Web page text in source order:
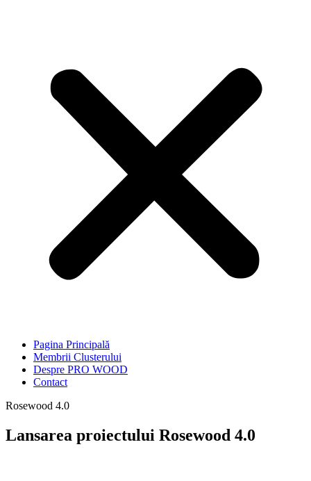
Pagina Principală
Membrii Clusterului
Despre PRO WOOD
Contact
Rosewood 4.0
Lansarea proiectului Rosewood 4.0